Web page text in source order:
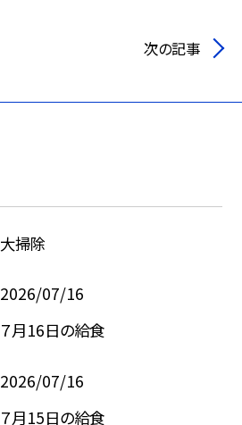
次の記事
大掃除
2026/07/16
７月16日の給食
2026/07/16
７月15日の給食